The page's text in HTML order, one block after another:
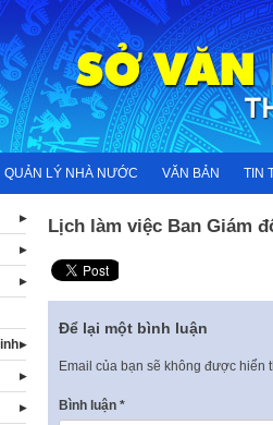
QUẢN LÝ NHÀ NƯỚC VĂN BẢN TIN
Lịch làm việc Ban Giám
Để lại một bình luận
Email của bạn sẽ không được hiển
Bình luận *